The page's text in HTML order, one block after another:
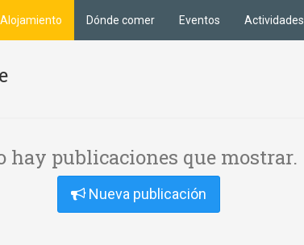
Alojamiento Dónde comer Eventos Actividades
hay publicaciones que mostrar.
Nueva publicación